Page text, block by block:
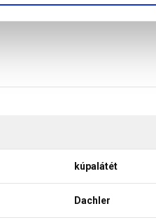
kúpalátét
Dachler